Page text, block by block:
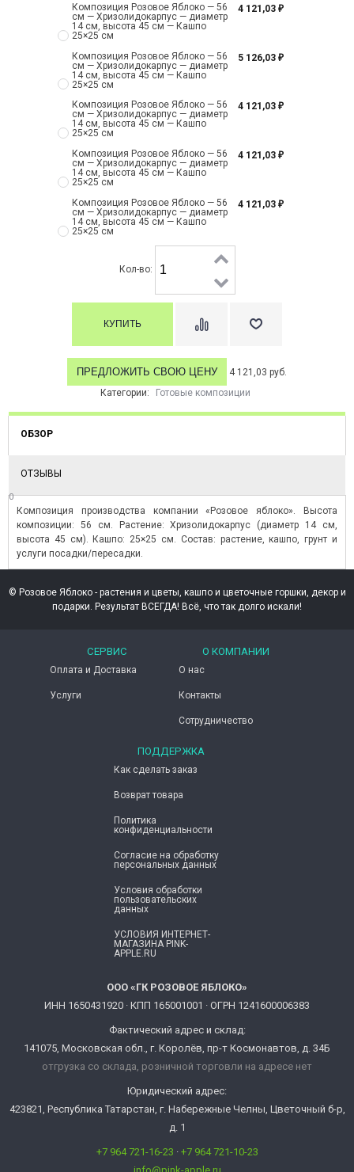
Композиция Розовое Яблоко — 56
см — Хризолидокарпус — диаметр
14 см, высота 45 см — Кашпо
25×25 см
4 121,03 ₽
Композиция Розовое Яблоко — 56
см — Хризолидокарпус — диаметр
14 см, высота 45 см — Кашпо
25×25 см
5 126,03 ₽
Композиция Розовое Яблоко — 56
см — Хризолидокарпус — диаметр
14 см, высота 45 см — Кашпо
25×25 см
4 121,03 ₽
Композиция Розовое Яблоко — 56
см — Хризолидокарпус — диаметр
14 см, высота 45 см — Кашпо
25×25 см
4 121,03 ₽
Композиция Розовое Яблоко — 56
см — Хризолидокарпус — диаметр
14 см, высота 45 см — Кашпо
25×25 см
4 121,03 ₽
Кол-во:
ПРЕДЛОЖИТЬ СВОЮ ЦЕНУ
4 121,03 руб.
Категории:
Готовые композиции
ОБЗОР
ОТЗЫВЫ
0
Композиция производства компании «Розовое яблоко». Высота
композиции: 56 см. Растение: Хризолидокарпус (диаметр 14 см,
высота 45 см). Кашпо: 25×25 см. Состав: растение, кашпо, грунт и
услуги посадки/пересадки.
© Розовое Яблоко - растения и цветы, кашпо и цветочные горшки, декор и
подарки. Результат ВСЕГДА! Всё, что так долго искали!
СЕРВИС
Оплата и Доставка
Услуги
О КОМПАНИИ
О нас
Контакты
Сотрудничество
ПОДДЕРЖКА
Как сделать заказ
Возврат товара
Политика
конфиденциальности
Согласие ​на обработку
персональных данных
Условия обработки
пользовательских
данных
УСЛОВИЯ ИНТЕРНЕТ-
МАГАЗИНА PINK-
APPLE.RU
ООО «ГК РОЗОВОЕ ЯБЛОКО»
ИНН 1650431920 · КПП 165001001 · ОГРН 1241600006383
Фактический адрес и склад:
141075, Московская обл., г. Королёв, пр-т Космонавтов, д. 34Б
отгрузка со склада, розничной торговли на адресе нет
Юридический адрес:
423821, Республика Татарстан, г. Набережные Челны, Цветочный б-р,
д. 1
+7 964 721-16-23 · +7 964 721-10-23